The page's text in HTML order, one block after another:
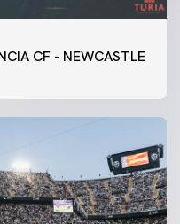
CF - NEWCASTLE